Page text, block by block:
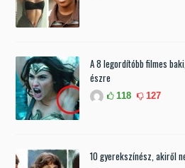
A 8 legordítóbb filmes
észre
118 127
10 gyerekszínész, akiről